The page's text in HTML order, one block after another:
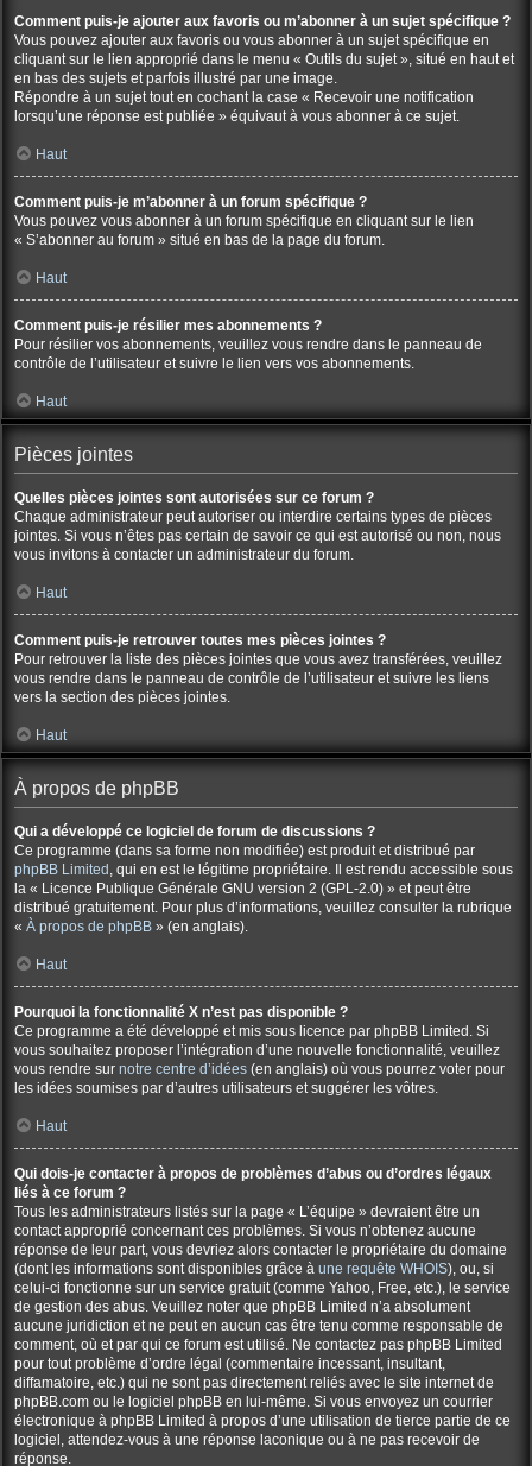
Comment puis-je ajouter aux favoris ou m’abonner à un sujet spécifique ?
Vous pouvez ajouter aux favoris ou vous abonner à un sujet spécifique en
cliquant sur le lien approprié dans le menu « Outils du sujet », situé en haut et
en bas des sujets et parfois illustré par une image.
Répondre à un sujet tout en cochant la case « Recevoir une notification
lorsqu’une réponse est publiée » équivaut à vous abonner à ce sujet.
Haut
Comment puis-je m’abonner à un forum spécifique ?
Vous pouvez vous abonner à un forum spécifique en cliquant sur le lien
« S’abonner au forum » situé en bas de la page du forum.
Haut
Comment puis-je résilier mes abonnements ?
Pour résilier vos abonnements, veuillez vous rendre dans le panneau de
contrôle de l’utilisateur et suivre le lien vers vos abonnements.
Haut
Pièces jointes
Quelles pièces jointes sont autorisées sur ce forum ?
Chaque administrateur peut autoriser ou interdire certains types de pièces
jointes. Si vous n’êtes pas certain de savoir ce qui est autorisé ou non, nous
vous invitons à contacter un administrateur du forum.
Haut
Comment puis-je retrouver toutes mes pièces jointes ?
Pour retrouver la liste des pièces jointes que vous avez transférées, veuillez
vous rendre dans le panneau de contrôle de l’utilisateur et suivre les liens
vers la section des pièces jointes.
Haut
À propos de phpBB
Qui a développé ce logiciel de forum de discussions ?
Ce programme (dans sa forme non modifiée) est produit et distribué par
phpBB Limited , qui en est le légitime propriétaire. Il est rendu accessible sous
la « Licence Publique Générale GNU version 2 (GPL-2.0) » et peut être
distribué gratuitement. Pour plus d’informations, veuillez consulter la rubrique
« À propos de phpBB » (en anglais).
Haut
Pourquoi la fonctionnalité X n’est pas disponible ?
Ce programme a été développé et mis sous licence par phpBB Limited. Si
vous souhaitez proposer l’intégration d’une nouvelle fonctionnalité, veuillez
vous rendre sur notre centre d’idées (en anglais) où vous pourrez voter pour
les idées soumises par d’autres utilisateurs et suggérer les vôtres.
Haut
Qui dois-je contacter à propos de problèmes d’abus ou d’ordres légaux
liés à ce forum ?
Tous les administrateurs listés sur la page « L’équipe » devraient être un
contact approprié concernant ces problèmes. Si vous n’obtenez aucune
réponse de leur part, vous devriez alors contacter le propriétaire du domaine
(dont les informations sont disponibles grâce à une requête WHOIS), ou, si
celui-ci fonctionne sur un service gratuit (comme Yahoo, Free, etc.), le service
de gestion des abus. Veuillez noter que phpBB Limited n’a absolument
aucune juridiction et ne peut en aucun cas être tenu comme responsable de
comment, où et par qui ce forum est utilisé. Ne contactez pas phpBB Limited
pour tout problème d’ordre légal (commentaire incessant, insultant,
diffamatoire, etc.) qui ne sont pas directement reliés avec le site internet de
phpBB.com ou le logiciel phpBB en lui-même. Si vous envoyez un courrier
électronique à phpBB Limited à propos d’une utilisation de tierce partie de ce
logiciel, attendez-vous à une réponse laconique ou à ne pas recevoir de
réponse.